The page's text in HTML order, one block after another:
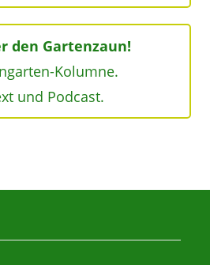
den Gartenzaun!
Kolumne.
und Podcast.